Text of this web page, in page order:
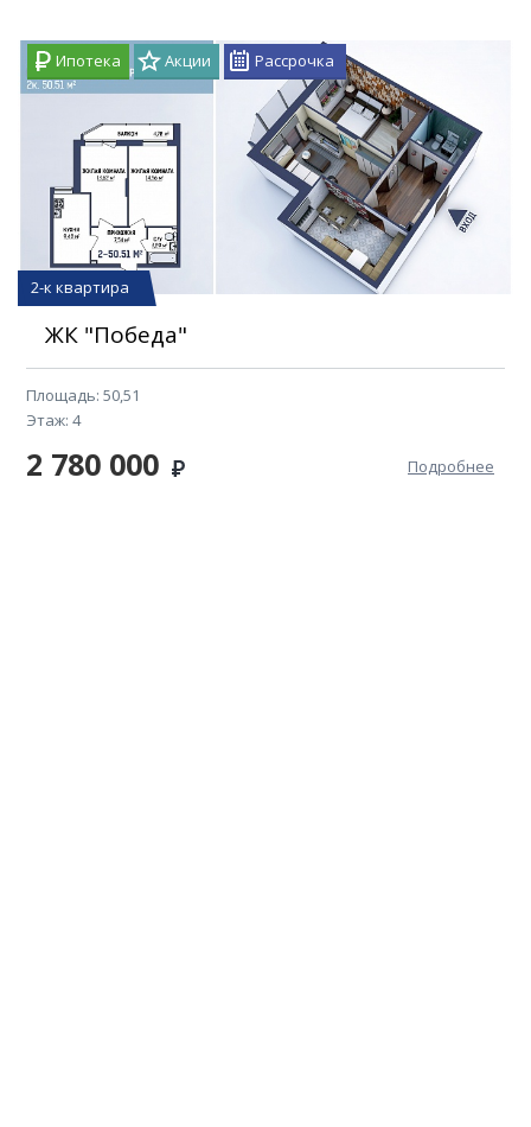
Ипотека Акции Рассрочка
2-к квартира
ЖК "Победа"
Площадь: 50,51
Этаж: 4
2 780 000 Подробнее